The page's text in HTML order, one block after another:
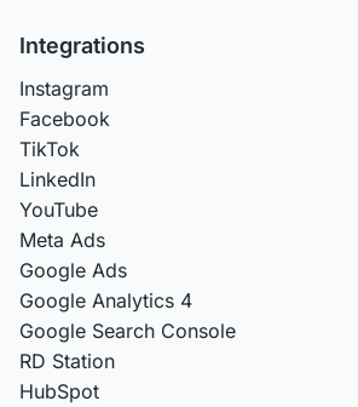
Integrations
Instagram
Facebook
TikTok
LinkedIn
YouTube
Meta Ads
Google Ads
Google Analytics 4
Google Search Console
RD Station
HubSpot